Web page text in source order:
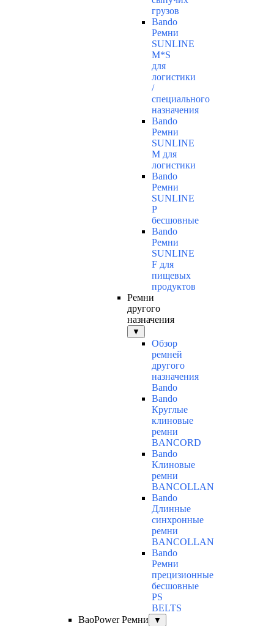
грузов
Bando
Ремни
SUNLINE
M*S
для
логистики
/
специального
назначения
Bando
Ремни
SUNLINE
M для
логистики
Bando
Ремни
SUNLINE
P
бесшовные
Bando
Ремни
SUNLINE
F для
пищевых
продуктов
Ремни
другого
назначения
▼
Обзор
ремней
другого
назначения
Bando
Bando
Круглые
клиновые
ремни
BANCORD
Bando
Клиновые
ремни
BANCOLLAN
Bando
Длинные
синхронные
ремни
BANCOLLAN
Bando
Ремни
прецизионные
бесшовные
PS
BELTS
BaoPower Ремни
▼